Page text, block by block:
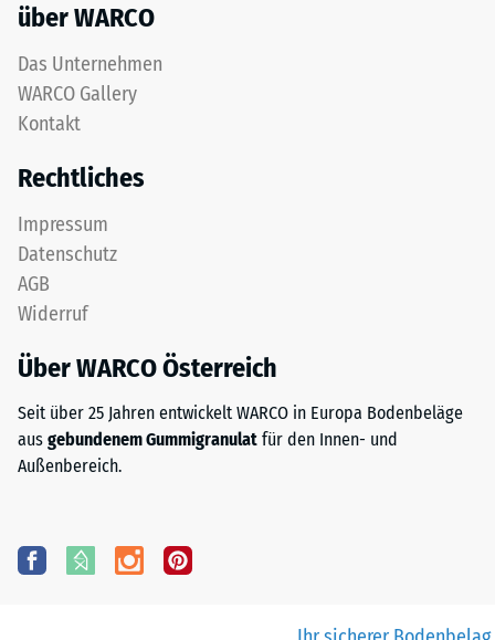
über WARCO
Das Unternehmen
WARCO Gallery
Kontakt
Rechtliches
Impressum
Datenschutz
AGB
Widerruf
Über WARCO Österreich
Seit über 25 Jahren entwickelt WARCO in Europa Bodenbeläge
aus gebundenem Gummigranulat für den Innen- und
Außenbereich.